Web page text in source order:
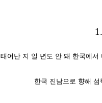
1.
태어난 지 일 년도 안 돼 한국에서
한국 진남으로 향해